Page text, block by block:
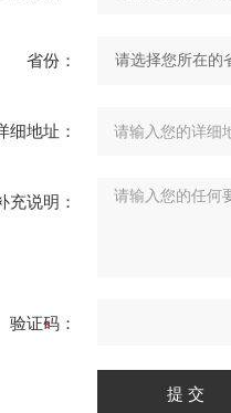
省份：
细地址：
充说明：
验证码：